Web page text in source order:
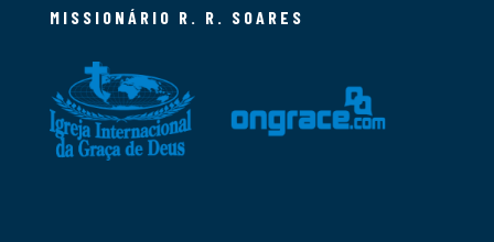
MISSIONÁRIO R. R. SOARES